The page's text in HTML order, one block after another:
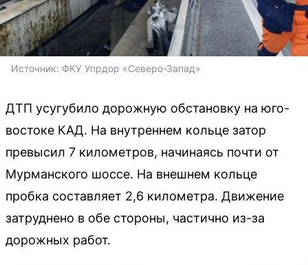
Источник: ФКУ Упрдор «Северо-Запад»
ДТП усугубило дорожную обстановку на юго-
востоке КАД. На внутреннем кольце затор
превысил 7 километров, начинаясь почти от
Мурманского шоссе. На внешнем кольце
пробка составляет 2,6 километра. Движение
затруднено в обе стороны, частично из-за
дорожных работ.